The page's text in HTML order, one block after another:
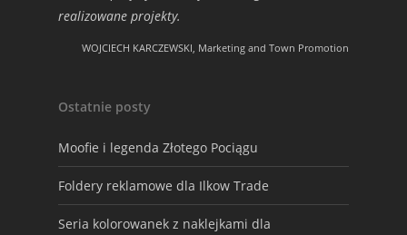
realizowane projekty.
WOJCIECH KARCZEWSKI, Marketing and Town Promotion
Ostatnie posty
Moofie i legenda Złotego Pociągu
Foldery reklamowe dla Ilkow Trade
Seria kolorowanek z naklejkami dla